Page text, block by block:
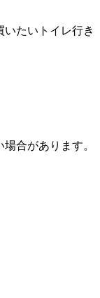
いたい トイレ行き
合があります。